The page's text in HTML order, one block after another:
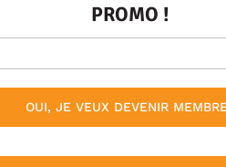
PROMO !
OUI, JE VEUX DEVENIR